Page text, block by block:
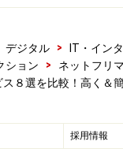
ビジネス書やパソ
、漫画の全巻セッ
ンビニ漫画などは
デジタル > IT・イン
ション
> ネットフリ
８選を比較！高く＆
採用情報